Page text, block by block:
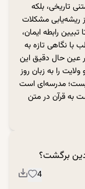
تاریخی، بلکه
ریشه‌یابی مشکلات
تبیین رابطه ایمان،
با نگاهی تازه به
عین حال دقیق این
را به زبان روز
مدرسه‌ای است
به قرآن در متن
برگشت؟
4